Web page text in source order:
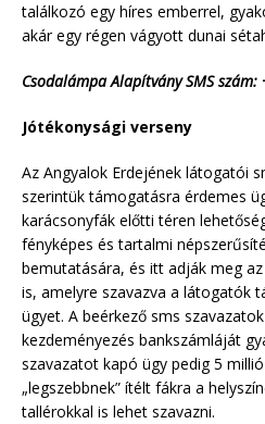
találkozó egy híres emberrel,
akár egy régen vágyott dunai
Csodalámpa Alapítvány SMS
Jótékonysági verseny
Az Angyalok Erdejének látogatói
szerintük támogatásra érdemes
karácsonyfák előtti téren
fényképes és tartalmi
bemutatására, és itt adják meg
is, amelyre szavazva a látogatók
ügyet. A beérkező sms
kezdeményezés bankszámláját
szavazatot kapó ügy pedig 5
„legszebbnek” ítélt fákra a
tallérokkal is lehet szavazni.